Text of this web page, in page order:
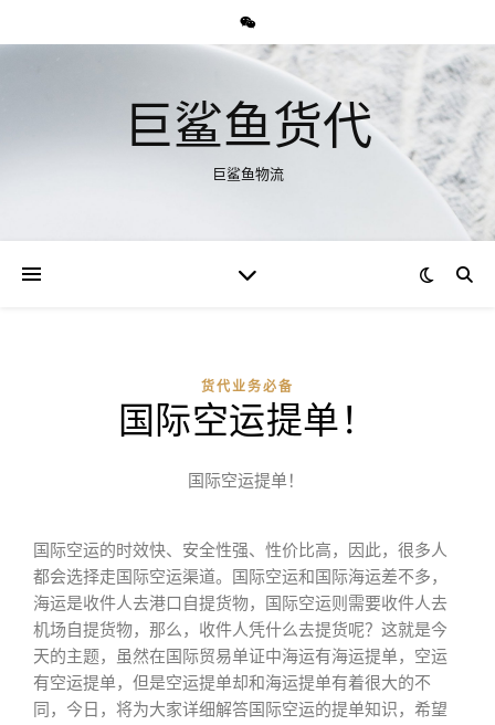
巨鲨鱼货代
巨鲨鱼物流
货代业务必备
国际空运提单！
国际空运提单！
国际空运的时效快、安全性强、性价比高，因此，很多人
都会选择走国际空运渠道。国际空运和国际海运差不多，
海运是收件人去港口自提货物，国际空运则需要收件人去
机场自提货物，那么，收件人凭什么去提货呢？这就是今
天的主题，虽然在国际贸易单证中海运有海运提单，空运
有空运提单，但是空运提单却和海运提单有着很大的不
同，今日，将为大家详细解答国际空运的提单知识，希望